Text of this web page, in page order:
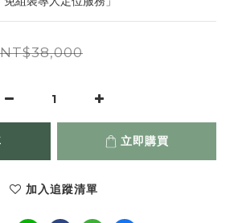
NT$38,000
立即購買
加入追蹤清單